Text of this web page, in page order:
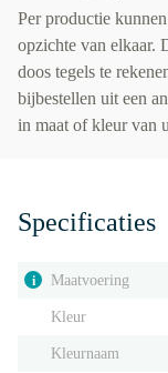
Per productie
opzichte van elkaar.
doos tegels te
bijbestellen uit een
in maat of kleur van
Specificaties
i Maatvoering
Kleur
Kleurnaam